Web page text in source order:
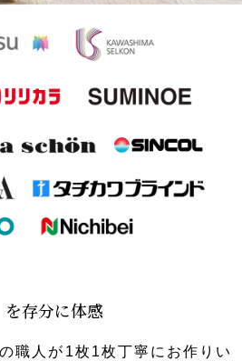
を存分に体感
職人が1枚1枚丁寧にお作りい